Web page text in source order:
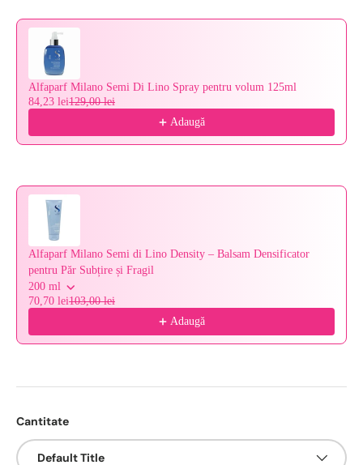
Alfaparf Milano Semi Di Lino Spray pentru volum 125ml
84,23 lei129,00 lei
Adaugă
Alfaparf Milano Semi di Lino Density – Balsam Densificator
pentru Păr Subțire și Fragil
200 ml
70,70 lei103,00 lei
Adaugă
Cantitate
Default Title